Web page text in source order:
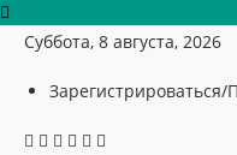
Суббота, 8 августа, 2026
Зарегистрироваться/